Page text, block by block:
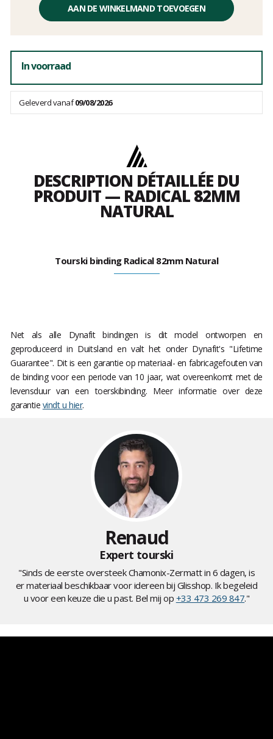
AAN DE WINKELMAND TOEVOEGEN
In voorraad
Geleverd vanaf09/08/2026
DESCRIPTION DÉTAILLÉE DU
PRODUIT — RADICAL 82MM
NATURAL
Tourski binding Radical 82mm Natural
Net als alle Dynafit bindingen is dit model ontworpen en
geproduceerd in Duitsland en valt het onder Dynafit's "Lifetime
Guarantee". Dit is een garantie op materiaal- en fabricagefouten van
de binding voor een periode van 10 jaar, wat overeenkomt met de
levensduur van een toerskibinding. Meer informatie over deze
garantie vindt u hier.
Renaud
Expert tourski
"Sinds de eerste oversteek Chamonix-Zermatt in 6 dagen, is
er materiaal beschikbaar voor idereen bij Glisshop. Ik begeleid
u voor een keuze die u past. Bel mij op +33 473 269 847."